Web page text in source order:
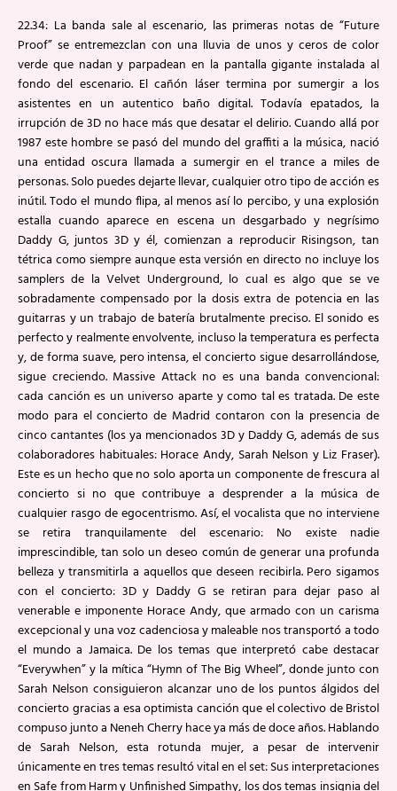
22.34: La banda sale al escenario, las primeras notas de “Future
Proof” se entremezclan con una lluvia de unos y ceros de color
verde que nadan y parpadean en la pantalla gigante instalada al
fondo del escenario. El cañón láser termina por sumergir a los
asistentes en un autentico baño digital. Todavía epatados, la
irrupción de 3D no hace más que desatar el delirio. Cuando allá por
1987 este hombre se pasó del mundo del graffiti a la música, nació
una entidad oscura llamada a sumergir en el trance a miles de
personas. Solo puedes dejarte llevar, cualquier otro tipo de acción es
inútil. Todo el mundo flipa, al menos así lo percibo, y una explosión
estalla cuando aparece en escena un desgarbado y negrísimo
Daddy G, juntos 3D y él, comienzan a reproducir Risingson, tan
tétrica como siempre aunque esta versión en directo no incluye los
samplers de la Velvet Underground, lo cual es algo que se ve
sobradamente compensado por la dosis extra de potencia en las
guitarras y un trabajo de batería brutalmente preciso. El sonido es
perfecto y realmente envolvente, incluso la temperatura es perfecta
y, de forma suave, pero intensa, el concierto sigue desarrollándose,
sigue creciendo. Massive Attack no es una banda convencional:
cada canción es un universo aparte y como tal es tratada. De este
modo para el concierto de Madrid contaron con la presencia de
cinco cantantes (los ya mencionados 3D y Daddy G, además de sus
colaboradores habituales: Horace Andy, Sarah Nelson y Liz Fraser).
Este es un hecho que no solo aporta un componente de frescura al
concierto si no que contribuye a desprender a la música de
cualquier rasgo de egocentrismo. Así, el vocalista que no interviene
se retira tranquilamente del escenario: No existe nadie
imprescindible, tan solo un deseo común de generar una profunda
belleza y transmitirla a aquellos que deseen recibirla. Pero sigamos
con el concierto: 3D y Daddy G se retiran para dejar paso al
venerable e imponente Horace Andy, que armado con un carisma
excepcional y una voz cadenciosa y maleable nos transportó a todo
el mundo a Jamaica. De los temas que interpretó cabe destacar
“Everywhen” y la mítica “Hymn of The Big Wheel”, donde junto con
Sarah Nelson consiguieron alcanzar uno de los puntos álgidos del
concierto gracias a esa optimista canción que el colectivo de Bristol
compuso junto a Neneh Cherry hace ya más de doce años. Hablando
de Sarah Nelson, esta rotunda mujer, a pesar de intervenir
únicamente en tres temas resultó vital en el set: Sus interpretaciones